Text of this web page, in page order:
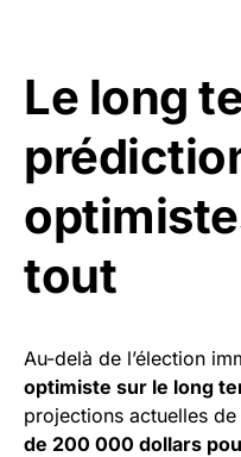
Le long
tout
Au-delà de l’élection
optimiste sur le long
projections actuelles
de 200 000 dollars